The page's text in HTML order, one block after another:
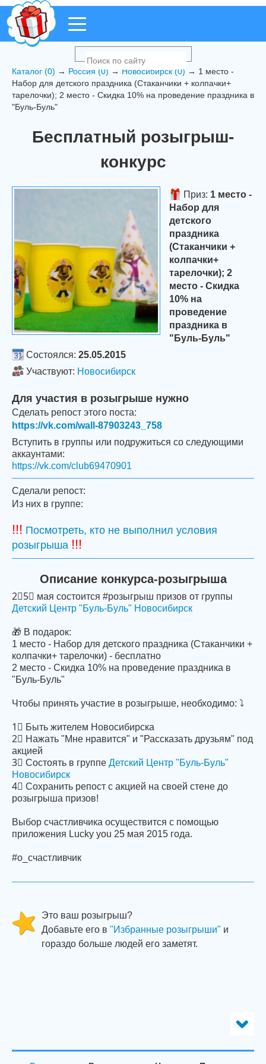
Каталог (0) → Россия (0) → Новосибирск (0) → 1 место -
Набор для детского праздника (Стаканчики + колпачки+
тарелочки); 2 место - Скидка 10% на проведение праздника в
"Буль-Буль"
Бесплатный розыгрыш-
конкурс
Приз: 1 место -
Набор для
детского
праздника
(Стаканчики +
колпачки+
тарелочки); 2
место - Скидка
10% на
проведение
праздника в
"Буль-Буль"
Состоялся: 25.05.2015
Участвуют: Новосибирск
Для участия в розыгрыше нужно
Сделать репост этого поста:
https://vk.com/wall-87903243_758
Вступить в группы или подружиться со следующими
аккаунтами:
https://vk.com/club69470901
Сделали репост:
Из них в группе:
!!! Посмотреть, кто не выполнил условия
розыгрыша !!!
Описание конкурса-розыгрыша
2⃣5⃣ мая состоится #розыгрыш призов от группы
Детский Центр "Буль-Буль" Новосибирск
🎁 В подарок:
1 место - Набор для детского праздника (Стаканчики +
колпачки+ тарелочки) - бесплатно
2 место - Скидка 10% на проведение праздника в
"Буль-Буль"
Чтобы принять участие в розыгрыше, необходимо: ⤵
1⃣ Быть жителем Новосибирска
2⃣ Нажать "Мне нравится" и "Рассказать друзьям" под
акцией
3⃣ Состоять в группе Детский Центр "Буль-Буль"
Новосибирск
4⃣ Cохранить репост с акцией на своей стене до
розыгрыша призов!
Выбор счастливчика осуществится с помощью
приложения Lucky you 25 мая 2015 года.
#о_счастливчик
Это ваш розыгрыш?
Добавьте его в "Избранные розыгрыши" и
гораздо больше людей его заметят.